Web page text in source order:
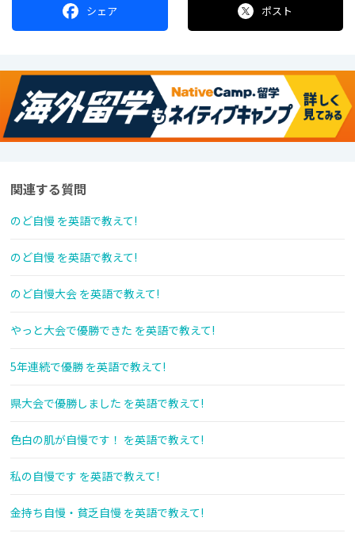
シェア ポスト
関連する質問
のど自慢 を英語で教えて!
のど自慢 を英語で教えて!
のど自慢大会 を英語で教えて!
やっと大会で優勝できた を英語で教えて!
5年連続で優勝 を英語で教えて!
県大会で優勝しました を英語で教えて!
色白の肌が自慢です！ を英語で教えて!
私の自慢です を英語で教えて!
金持ち自慢・貧乏自慢 を英語で教えて!